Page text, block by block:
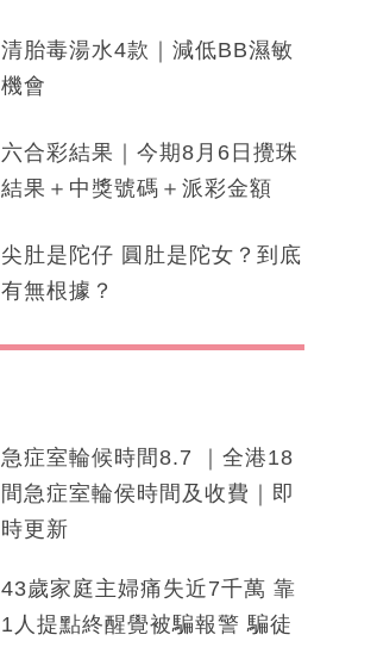
清胎毒湯水4款｜減低BB濕敏
機會
六合彩結果｜今期8月6日攪珠
結果＋中獎號碼＋派彩金額
尖肚是陀仔 圓肚是陀女？到底
有無根據？
急症室輪候時間8.7 ｜全港18
間急症室輪侯時間及收費｜即
時更新
43歲家庭主婦痛失近7千萬 靠
1人提點終醒覺被騙報警 騙徒